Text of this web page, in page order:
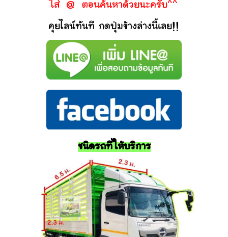
ใส่ @ ตอนค้นหาด้วยนะครับ^^
คุยไลน์ทันที กดปุ่มข้างล่างนี้เลย!!
ชนิดรถที่ให้บริการ